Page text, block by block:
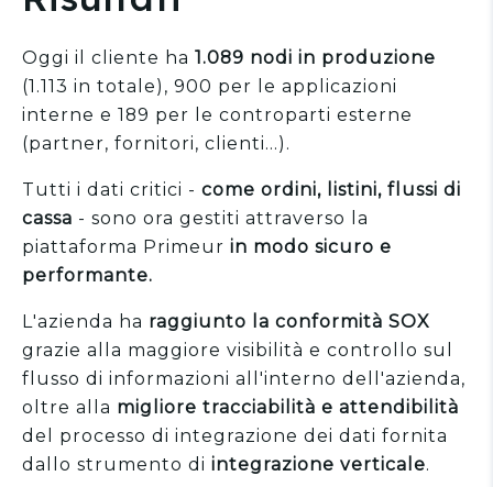
Oggi il cliente ha 1.089 nodi in produzione
(1.113 in totale), 900 per le applicazioni
interne e 189 per le controparti esterne
(partner, fornitori, clienti...).
Tutti i dati critici - come ordini, listini, flussi di
cassa - sono ora gestiti attraverso la
piattaforma Primeur in modo sicuro e
performante.
L'azienda ha raggiunto la conformità SOX
grazie alla maggiore visibilità e controllo sul
flusso di informazioni all'interno dell'azienda,
oltre alla migliore tracciabilità e attendibilità
del processo di integrazione dei dati fornita
dallo strumento di integrazione verticale.